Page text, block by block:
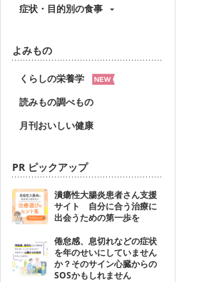
症状・目的別の食事
よみもの
くらしの栄養学
読みもの調べもの
月刊おいしい健康
PR ピックアップ
潰瘍性大腸炎患者さん支援
サイト 自分に合う治療に
出会うための第一歩を
倦怠感、息切れなどの症状
を年のせいにしていません
か？そのサイン心臓からの
SOSかもしれません